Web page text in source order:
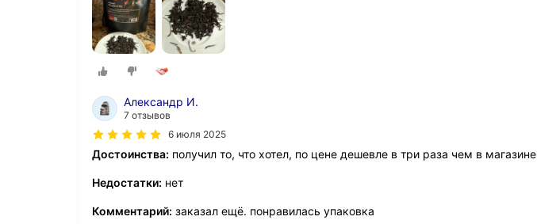
Александр И.
7 отзывов
6 июля 2025
Достоинства: получил то, что хотел, по цене дешевле в три раза чем в магазине
Недостатки: нет
Комментарий: заказал ещё. понравилась упаковка